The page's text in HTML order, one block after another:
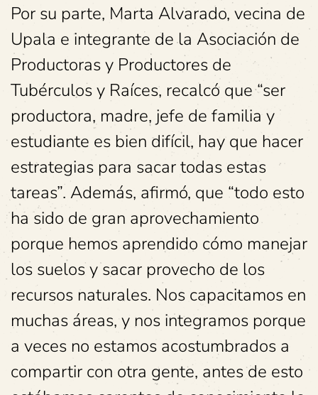
Por su parte, Marta Alvarado, vecina de
Upala e integrante de la Asociación de
Productoras y Productores de
Tubérculos y Raíces, recalcó que “ser
productora, madre, jefe de familia y
estudiante es bien difícil, hay que hacer
estrategias para sacar todas estas
tareas”. Además, afirmó, que “todo esto
ha sido de gran aprovechamiento
porque hemos aprendido cómo manejar
los suelos y sacar provecho de los
recursos naturales. Nos capacitamos en
muchas áreas, y nos integramos porque
a veces no estamos acostumbrados a
compartir con otra gente, antes de esto